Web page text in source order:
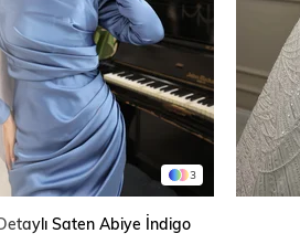
3
SEPETE EKLE
Saten Abiye İndigo